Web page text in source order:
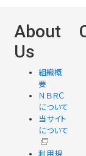
About
Us
組織概
要
ＮＢＲＣ
について
当サイト
について
利用規